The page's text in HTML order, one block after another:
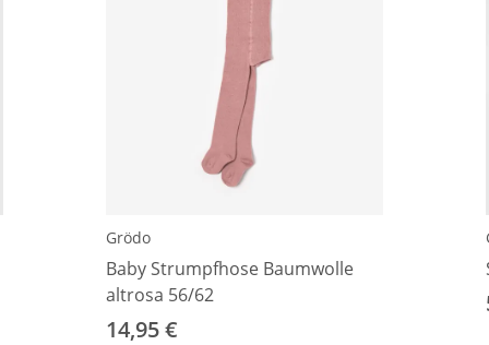
Grödo
Baby Strumpfhose Baumwolle
altrosa 56/62
14,95 €